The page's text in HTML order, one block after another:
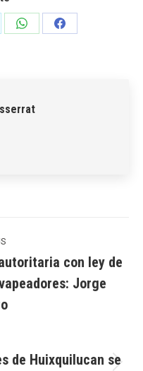
Share
Share
con ley de
Jorge
de Huixquilucan se